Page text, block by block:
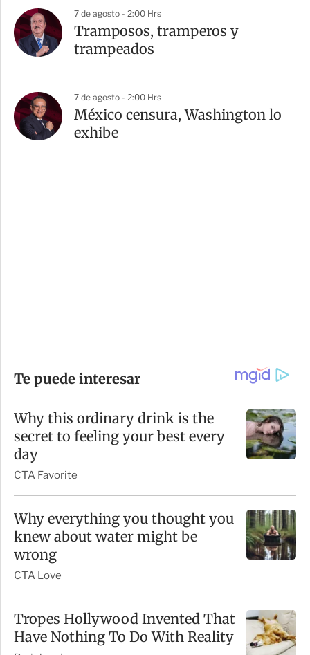
7 de agosto - 2:00 Hrs
Tramposos, tramperos y
trampeados
7 de agosto - 2:00 Hrs
México censura, Washington lo
exhibe